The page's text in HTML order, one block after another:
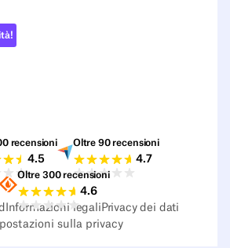
Valutazioni G2
recensioni
4.5
Valutazioni Capterra
Oltre 90 recensioni
4.7
Valutazioni Sourceforge
Oltre 300 recensioni
4.6
Informazioni legali Privacy dei dati
sulla privacy